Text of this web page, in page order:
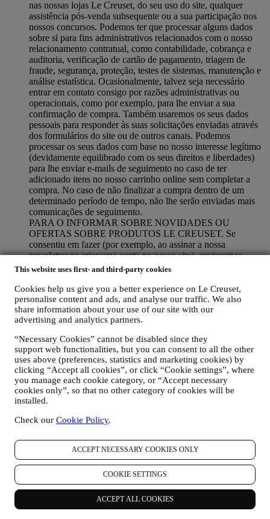
This website uses first- and third-party cookies
Cookies help us give you a better experience on Le Creuset,
personalise content and ads, and analyse our traffic. We also
share information about your use of our site with our
advertising and analytics partners.
“Necessary Cookies” cannot be disabled since they
support web functionalities, but you can consent to all the other
uses above (preferences, statistics and marketing cookies) by
clicking “Accept all cookies”, or click “Cookie settings”, where
you manage each cookie category, or “Accept necessary
cookies only”, so that no other category of cookies will be
installed.
Check our Cookie Policy.
ACCEPT NECESSARY COOKIES ONLY
COOKIE SETTINGS
ACCEPT ALL COOKIES
nas nossas lojas Le Creuset, do seu uso do site, qualquer
assistência pós-venda subsequente ou a sua participação nos
nossos concursos. Podemos ter que processar alguns dados
sobre si para fins administrativos relacionados com o nosso
relacionamento contratual, como contabilidade, cobrança e
auditoria, verificação de cartão de pagamento, triagem de
fraude, segurança, proteção, testes de sistemas, manutenção e
análise estatística. Ocasionalmente, talvez seja necessário
entrar em contato consigo por razões administrativas ou
operacionais, como por exemplo, para lhe enviar a sua
confirmação de compra. Também usaremos os seus dados
pessoais para responder às suas solicitações enviadas através
dos formulários do site ou de outros canais. Podemos
processar os seus dados com base no nosso interesse legítimo
(devidamente equilibrado com os seus direitos e liberdades)
para lhe enviar e-mails de seguimento no caso de ter
adicionado itens no nosso carrinho online sem completar a
compra. No caso de não finalizar a compra dentro de um
determinado período de tempo, não lhe serão enviadas mais
comunicações de seguimento.
PARA O INFORMAR SOBRE NOVIDADES OU
OFERTAS SOBRE PRODUTOS LE CREUSET. Se
consentiu em fazer (por exemplo, ao assinar a nossa
newsletter ao criar uma conta no nosso site), enviaremos
comunicações de marketing personalizadas e notícias sobre
iniciativas relacionadas à Le Creuset promovidas pelas
subsidiárias da marca, afiliadas locais e parceiros, dependendo
também das suas preferências. Entraremos em contato por e-
mail, SMS ou redes social, mas também usando meios
automatizados. Essas comunicações estarão relacionadas com
exclusivos, concursos, pesquisas, demonstrações organizadas
pela Le Creuset ou ofertas especiais. Estas comunicações
podem ser selecionadas ou personalizadas para si com base
nos detalhes que possuímos sobre si, como a sua localização,
histórico de compras ou preferências dos nossos produtos.
Usaremos os seus dados para entender melhor os seus
comunicações para torná-las mais relevantes e interessantes.
sobre a abertura de e-mails e cliques usando tecnologias
padrão do setor (incluindo pixels de rastreamento em e-mail)
que nos ajudam a monitorar as nossas newsletters. Este
processamento é baseado no seu consentimento em receber
nossas comunicações personalizadas de marketing. A opção
de inscrição pode ser exercida nos pontos em que as